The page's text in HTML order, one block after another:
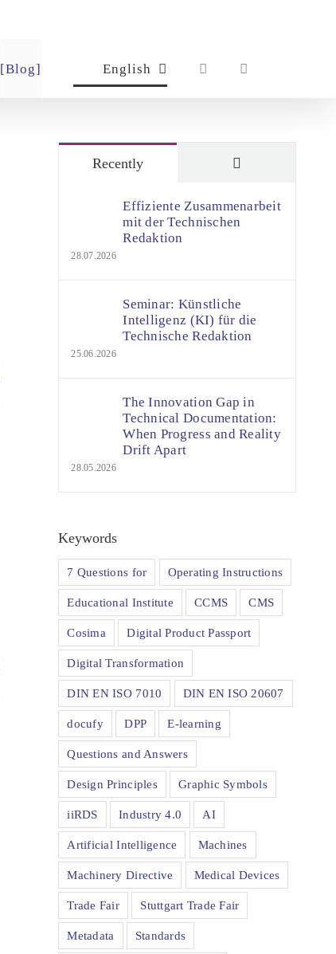
[Blog] English
Recently
Effiziente Zusammenarbeit
mit der Technischen
Redaktion
28.07.2026
Seminar: Künstliche
Intelligenz (KI) für die
Technische Redaktion
25.06.2026
The Innovation Gap in
Technical Documentation:
When Progress and Reality
Drift Apart
28.05.2026
Keywords
7 Questions for Operating Instructions
Educational Institute CCMS CMS
Cosima Digital Product Passport
Digital Transformation
DIN EN ISO 7010 DIN EN ISO 20607
docufy DPP E-learning
Questions and Answers
Design Principles Graphic Symbols
iiRDS Industry 4.0 AI
Artificial Intelligence Machines
Machinery Directive Medical Devices
Trade Fair Stuttgart Trade Fair
Metadata Standards